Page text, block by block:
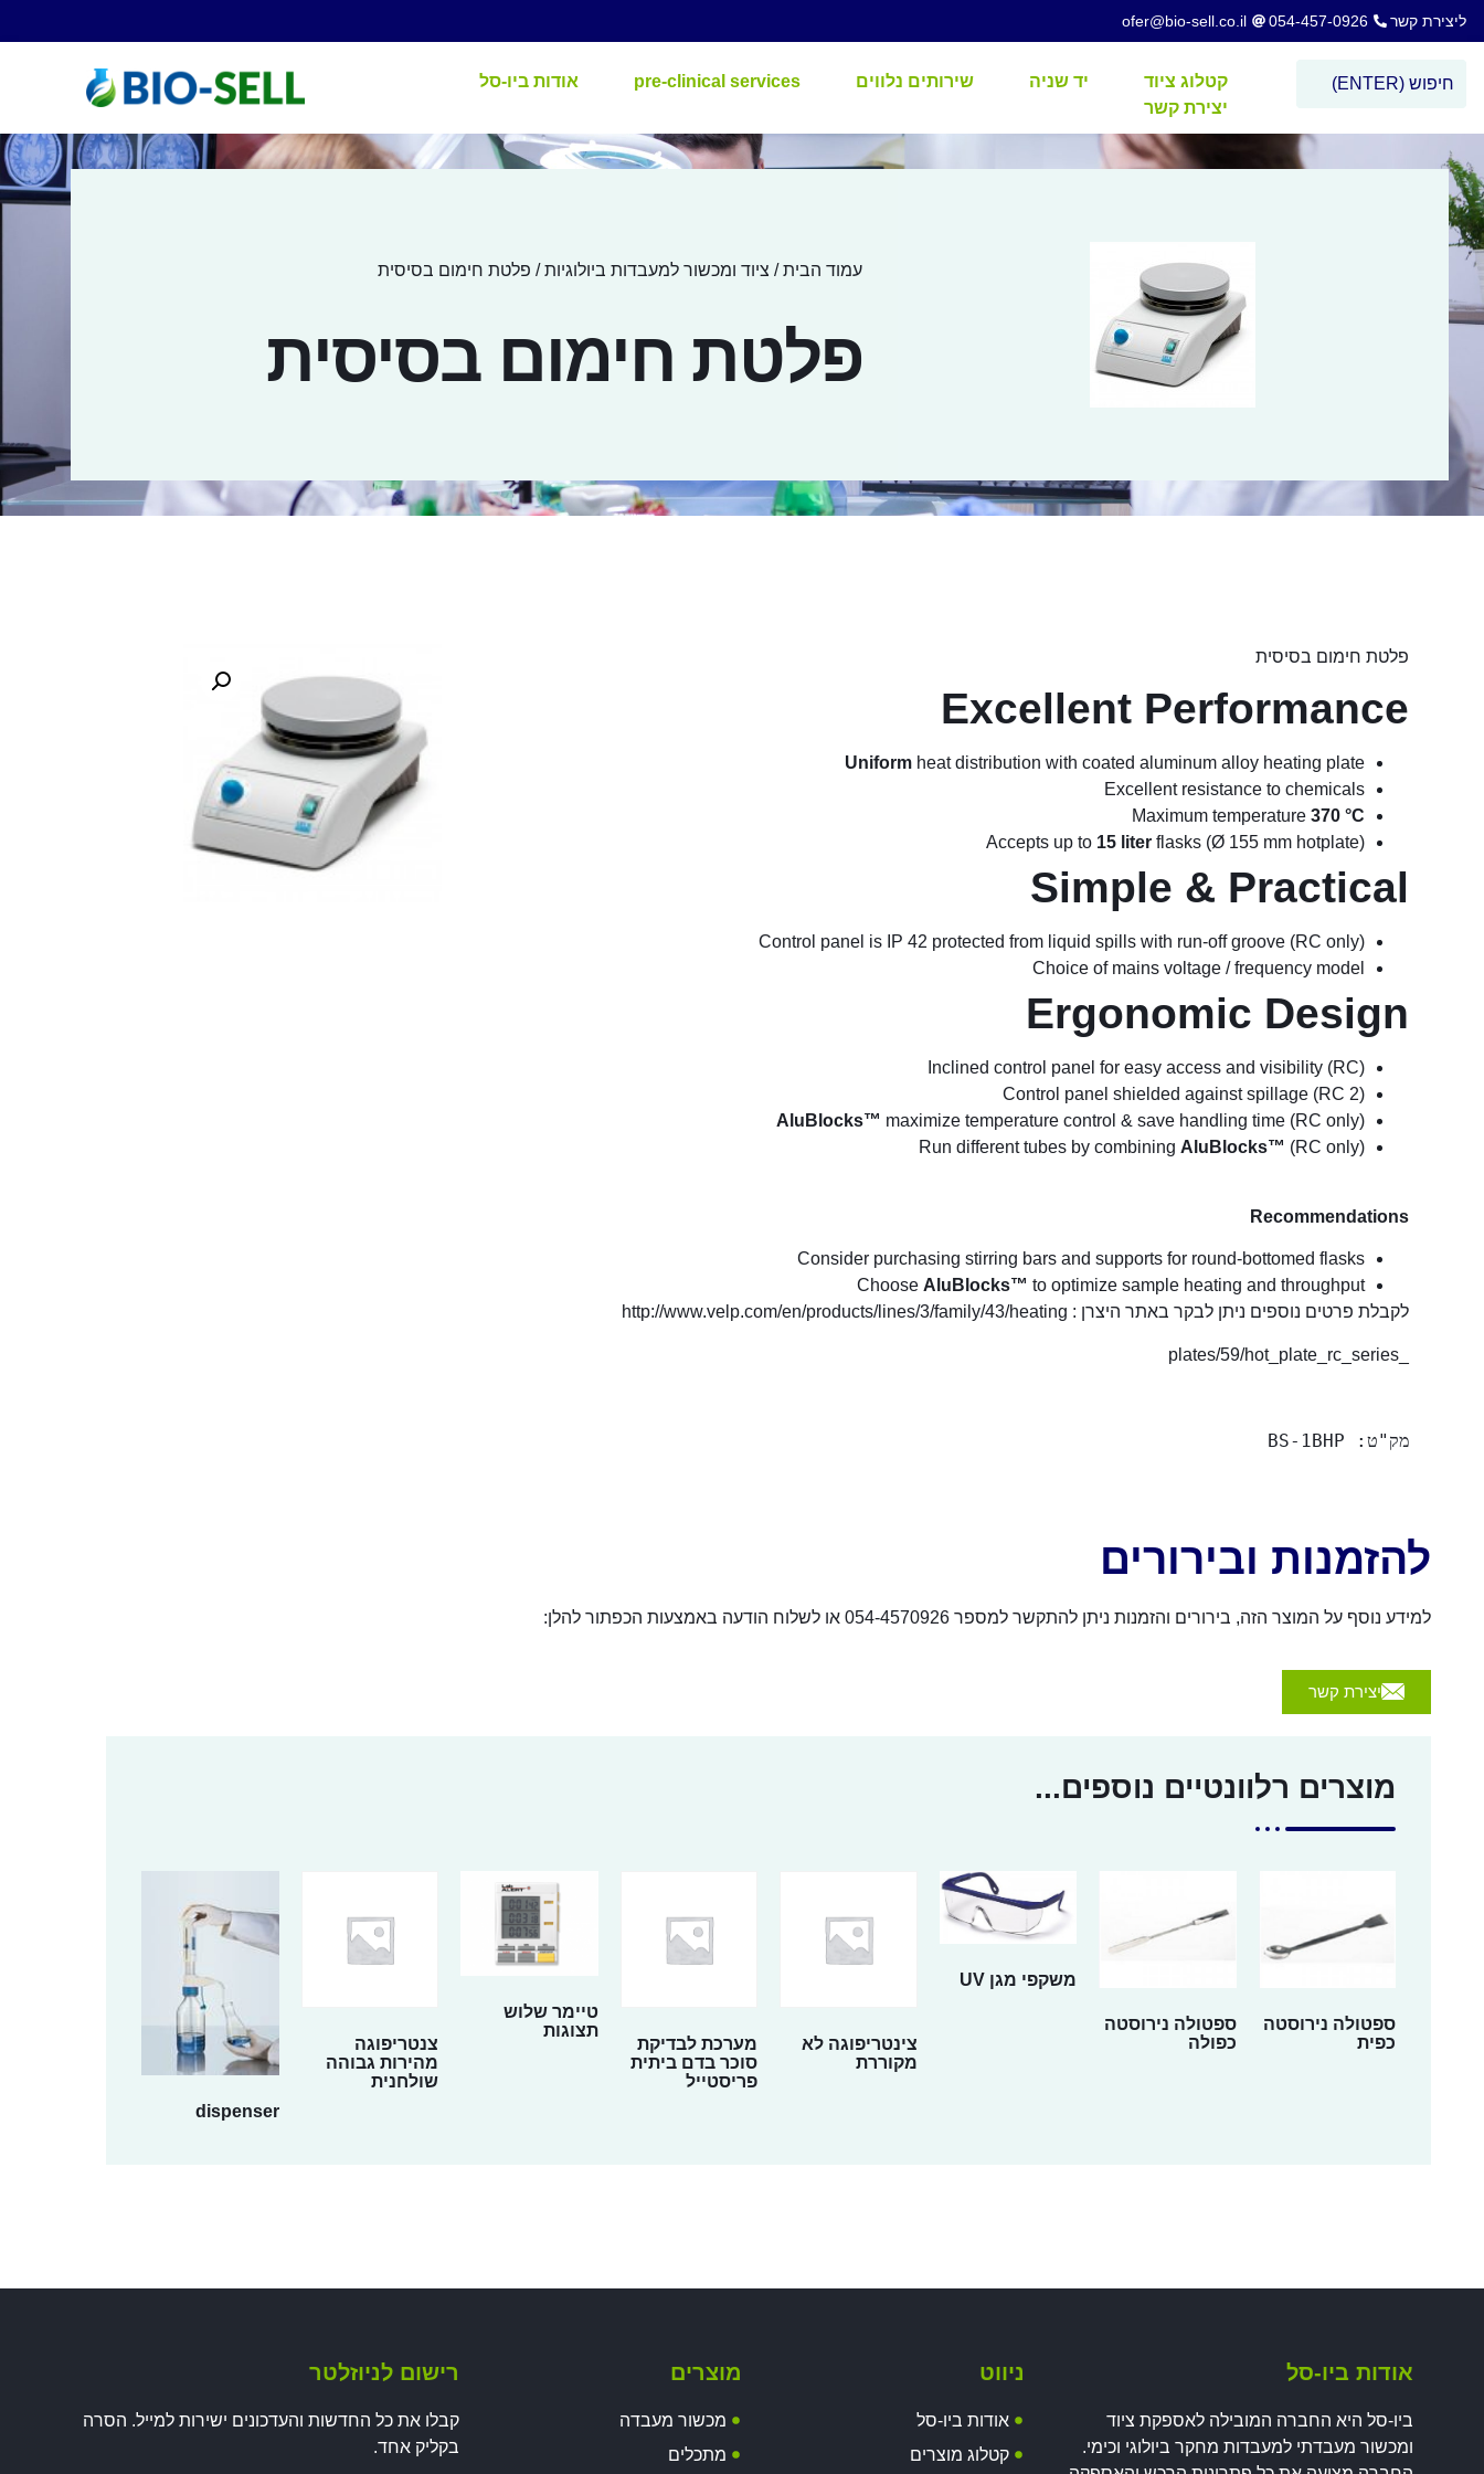
ליצירת קשר 054-457-0926
ofer@bio-sell.co.il
קטלוג ציוד יד שניה שירותים נלווים pre-clinical services
אודות ביו-סל
יצירת קשר
עמוד הבית/ ציוד ומכשור למעבדות ביולוגיות/ פלטת חימום בסיסית
פלטת חימום בסיסית
פלטת חימום בסיסית
Excellent Performance
Uniform heat distribution with coated aluminum alloy heating plate
Excellent resistance to chemicals
Maximum temperature 370 °C
Accepts up to 15 liter flasks (Ø 155 mm hotplate)
Simple & Practical
Control panel is IP 42 protected from liquid spills with run-off groove (RC only)
Choice of mains voltage / frequency model
Ergonomic Design
Inclined control panel for easy access and visibility (RC)
Control panel shielded against spillage (RC 2)
AluBlocks™ maximize temperature control & save handling time (RC only)
Run different tubes by combining AluBlocks™ (RC only)
Recommendations
Consider purchasing stirring bars and supports for round-bottomed flasks
Choose AluBlocks™ to optimize sample heating and throughput
לקבלת פרטים נוספים ניתן לבקר באתר היצרן : http://www.velp.com/en/products/lines/3/family/43/heating
מק"ט: BS-1BHP
להזמנות ובירורים
למידע נוסף על המוצר הזה, בירורים והזמנות ניתן להתקשר למספר 054-4570926 או לשלוח הודעה באמצעות הכפתור להלן:
יצירת קשר
מוצרים רלוונטיים נוספים...
ספטולה נירוסטה
כפית
ספטולה נירוסטה
כפולה
משקפי מגן UV
צינטריפוגה לא
מקוררת
מערכת לבדיקת
סוכר בדם ביתית
פריסטייל
טיימר שלוש
תצוגות
צנטריפוגה
מהירות גבוהה
שולחנית
dispenser
אודות ביו-סל
ביו-סל היא החברה המובילה לאספקת ציוד
ומכשור מעבדתי למעבדות מחקר ביולוגי וכימי.
ניווט
אודות ביו-סל
קטלוג מוצרים
מוצרים
מכשור מעבדה
מתכלים
רישום לניוזלטר
קבלו את כל החדשות והעדכונים ישירות למייל. הסרה
בקליק אחד.